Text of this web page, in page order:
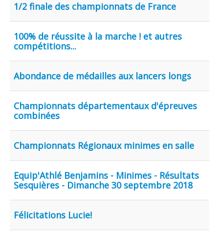
1/2 finale des championnats de France
100% de réussite à la marche ! et autres
compétitions...
Abondance de médailles aux lancers longs
Championnats départementaux d'épreuves
combinées
Championnats Régionaux minimes en salle
Equip'Athlé Benjamins - Minimes - Résultats
Sesquières - Dimanche 30 septembre 2018
Félicitations Lucie!